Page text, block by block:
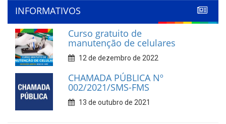
INFORMATIVOS
Curso gratuito de
manutenção de celulares
12 de dezembro de 2022
CHAMADA PÚBLICA Nº
002/2021/SMS-FMS
13 de outubro de 2021